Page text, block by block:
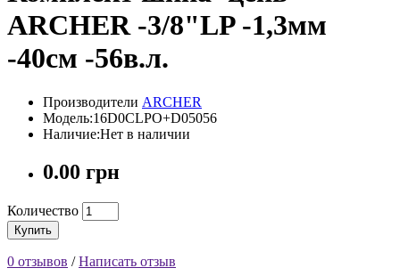
ARCHER -3/8"LP -1,3мм
-40см -56в.л.
Производители ARCHER
Модель:16D0CLPO+D05056
Наличие:Нет в наличии
0.00 грн
Количество
Купить
0 отзывов /Написать отзыв